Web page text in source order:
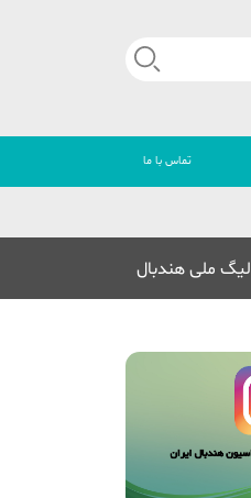
تماس با ما
لیگ ملی هندبال